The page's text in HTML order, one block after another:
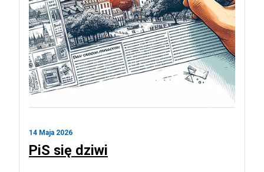
14 Maja 2026
PiS się dziwi